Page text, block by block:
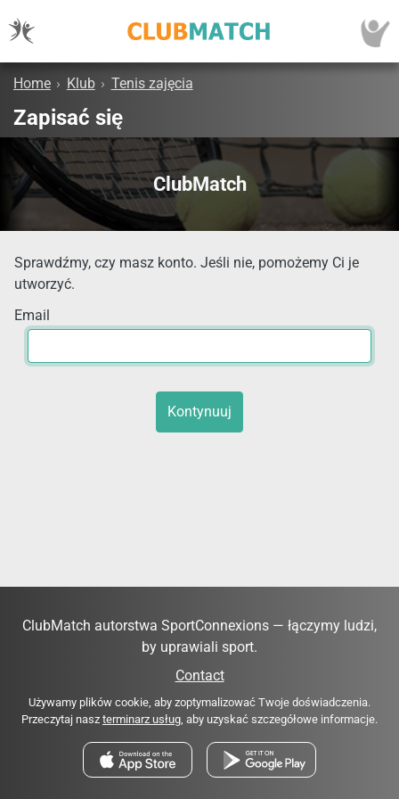
Home › Klub › Tenis zajęcia
Zapisać się
ClubMatch
Sprawdźmy, czy masz konto. Jeśli nie, pomożemy Ci je
utworzyć.
Email
Kontynuuj
ClubMatch autorstwa SportConnexions — łączymy ludzi,
by uprawiali sport.
Contact
Używamy plików cookie, aby zoptymalizować Twoje doświadczenia.
Przeczytaj nasz terminarz usług, aby uzyskać szczegółowe informacje.